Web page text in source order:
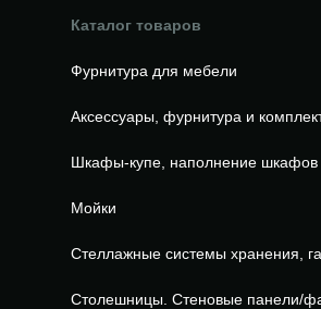
Каталог товаров
Фурнитура для мебели
Аксессуары, фурнитура и
Шкафы-купе, наполнение шкафов
Мойки
Стеллажные системы хранения,
Столешницы. Стеновые панели/